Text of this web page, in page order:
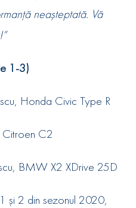
neașteptată. Vă
1-3)
Honda Civic Type R
C2
BMW X2 XDrive 25D
și 2 din sezonul 2020,